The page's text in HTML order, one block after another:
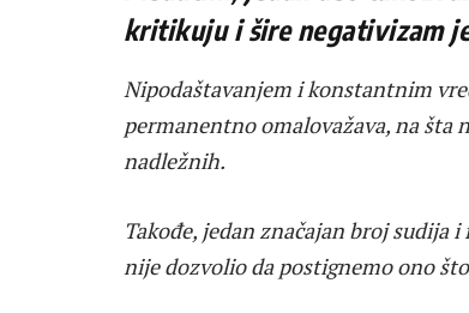
kritikuju i šire negativizam
Nipodaštavanjem i konstantnim
permanentno omalovažava, na šta
nadležnih.
Takođe, jedan značajan broj
nije dozvolio da postignemo ono